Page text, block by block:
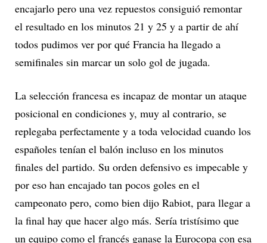
encajarlo pero una vez repuestos consiguió remontar
el resultado en los minutos 21 y 25 y a partir de ahí
todos pudimos ver por qué Francia ha llegado a
semifinales sin marcar un solo gol de jugada.
La selección francesa es incapaz de montar un ataque
posicional en condiciones y, muy al contrario, se
replegaba perfectamente y a toda velocidad cuando los
españoles tenían el balón incluso en los minutos
finales del partido. Su orden defensivo es impecable y
por eso han encajado tan pocos goles en el
campeonato pero, como bien dijo Rabiot, para llegar a
la final hay que hacer algo más. Sería tristísimo que
un equipo como el francés ganase la Eurocopa con esa